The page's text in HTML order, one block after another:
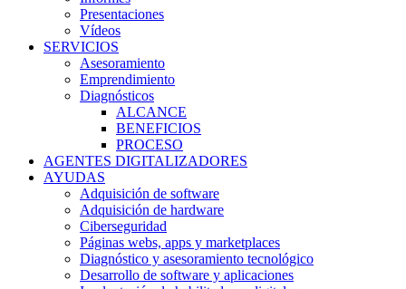
Presentaciones
Vídeos
SERVICIOS
Asesoramiento
Emprendimiento
Diagnósticos
ALCANCE
BENEFICIOS
PROCESO
AGENTES DIGITALIZADORES
AYUDAS
Adquisición de software
Adquisición de hardware
Ciberseguridad
Páginas webs, apps y marketplaces
Diagnóstico y asesoramiento tecnológico
Desarrollo de software y aplicaciones